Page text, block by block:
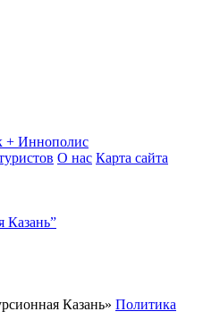
+ Иннополис
О нас Карта сайта
Казань”
Казань» Политика